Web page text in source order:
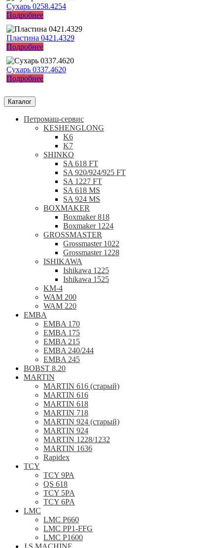
Сухарь 0258.4254
Подробнее
Пластина 0421.4329
Подробнее
Сухарь 0337.4620
Подробнее
Каталог
Петромаш-сервис
KESHENGLONG
K6
K7
SHINKO
SA 618 FT
SA 920/924/925 FT
SA 1227 FT
SA 618 MS
SA 924 MS
BOXMAKER
Boxmaker 818
Boxmaker 1224
GROSSMASTER
Grossmaster 1022
Grossmaster 1228
ISHIKAWA
Ishikawa 1225
Ishikawa 1525
KM-4
WAM 200
WAM 220
EMBA
EMBA 170
EMBA 175
EMBA 215
EMBA 240/244
EMBA 245
BOBST 8.20
MARTIN
MARTIN 616 (старый)
MARTIN 616
MARTIN 618
MARTIN 718
MARTIN 924 (старый)
MARTIN 924
MARTIN 1228/1232
MARTIN 1636
Rapidex
TCY
TCY 9РА
QS 618
TCY 5PA
TCY 6PA
LMC
LMC P660
LMC PP1-FFG
LMC P1600
J.S.MACHINE